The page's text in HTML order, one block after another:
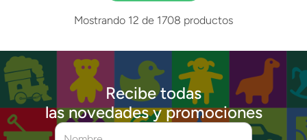
Mostrando 12 de 1708 productos
Recibe todas
las novedades y promociones